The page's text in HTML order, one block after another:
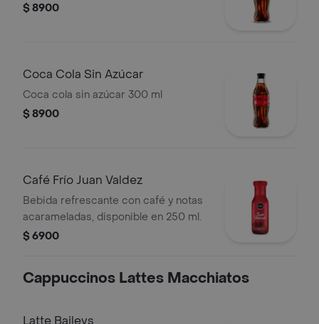
$ 8900
Coca Cola Sin Azúcar
Coca cola sin azúcar 300 ml
$ 8900
Café Frío Juan Valdez
Bebida refrescante con café y notas
acarameladas, disponible en 250 ml.
$ 6900
Cappuccinos Lattes Macchiatos
Latte Baileys